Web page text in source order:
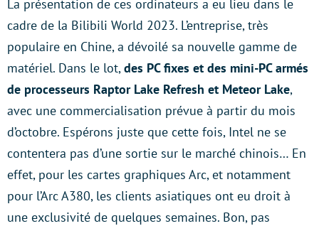
La présentation de ces ordinateurs a eu lieu dans le
cadre de la Bilibili World 2023. L’entreprise, très
populaire en Chine, a dévoilé sa nouvelle gamme de
matériel. Dans le lot,des PC fixes et des mini-PC armés
de processeurs Raptor Lake Refresh et Meteor Lake,
avec une commercialisation prévue à partir du mois
d’octobre. Espérons juste que cette fois, Intel ne se
contentera pas d’une sortie sur le marché chinois… En
effet, pour les cartes graphiques Arc, et notamment
pour l’Arc A380, les clients asiatiques ont eu droit à
une exclusivité de quelques semaines. Bon, pas